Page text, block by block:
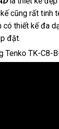
cũng rất tinh
có thiết kế đa
đặt.
Tenko TK-C8-